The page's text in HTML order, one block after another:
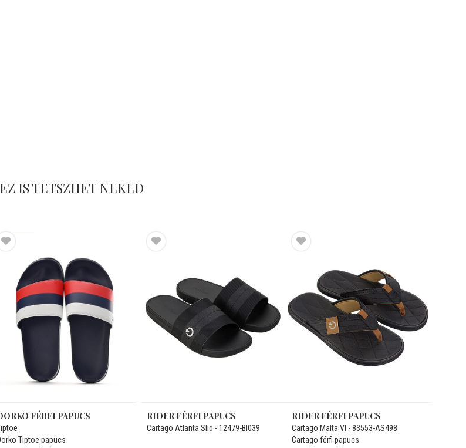
EZ IS TETSZHET NEKED
FÉRFI PAPUCS
Tiptoe papucs
RIDER FÉRFI PAPUCS
Cartago Atlanta Slid - 12479-BI039
RIDER FÉRFI PAPUCS
Cartago Malta VI - 83553-AS498
Cartago férfi papucs